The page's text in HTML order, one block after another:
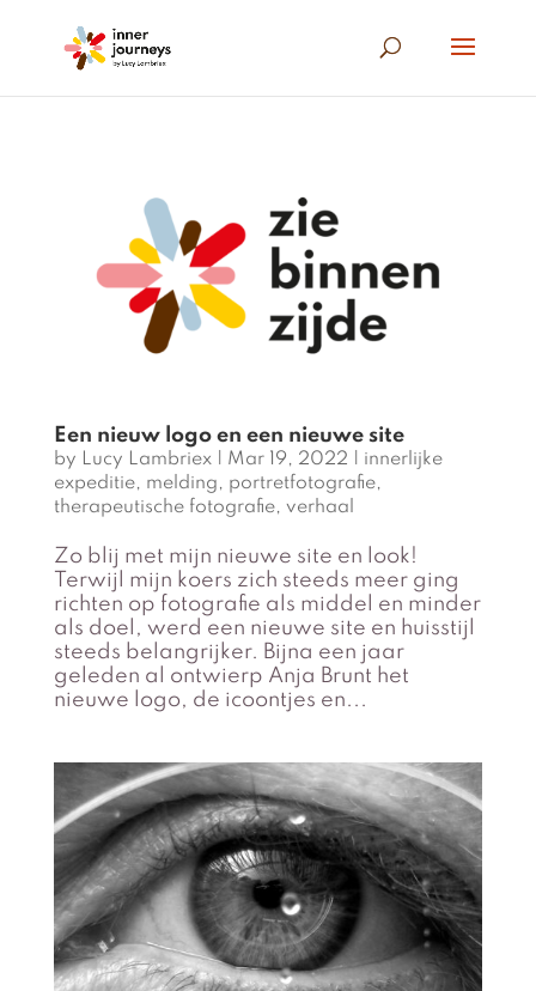
Een nieuw logo en een nieuwe site
by Lucy Lambriex| Mar 19, 2022
innerlijke
expeditie, melding, portretfotografie,
therapeutische fotografie, verhaal
Zo blij met mijn nieuwe site en look!
Terwijl mijn koers zich steeds meer ging
richten op fotografie als middel en minder
als doel, werd een nieuwe site en huisstijl
steeds belangrijker. Bijna een jaar
geleden al ontwierp Anja Brunt het
nieuwe logo, de icoontjes en...